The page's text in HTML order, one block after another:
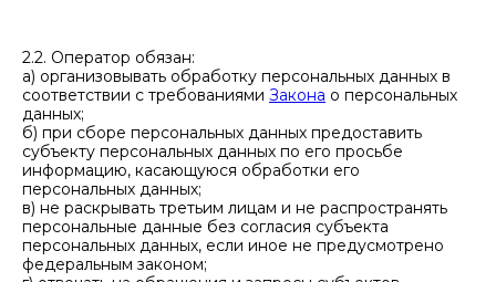
2.2. Оператор обязан:
а) организовывать обработку персональных данных в
соответствии с требованиями Закона о персональных
данных;
б) при сборе персональных данных предоставить
субъекту персональных данных по его просьбе
информацию, касающуюся обработки его
персональных данных;
в) не раскрывать третьим лицам и не распространять
персональные данные без согласия субъекта
персональных данных, если иное не предусмотрено
федеральным законом;